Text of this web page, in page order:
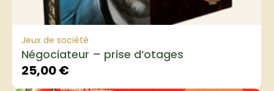
Jeux de société
Négociateur – prise d’otages
25,00€